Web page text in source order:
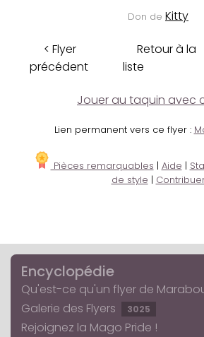
Don de Kitty
< Flyer
précédent
Retour à la
liste
Jouer au taquin avec
Lien permanent vers ce flyer :
Pièces remarquables | Aide |
de style |
Encyclopédie
Qu'est-ce qu'un flyer de
Galerie des Flyers
3025
Rejoignez la Mago Pride !